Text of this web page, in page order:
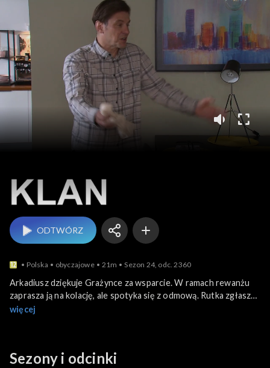
Klan
ODTWÓRZ
Polska obyczajowe 21m Sezon 24, odc. 2360
Arkadiusz dziękuje Grażynce za wsparcie. W ramach rewanżu
zaprasza ją na kolację, ale spotyka się z odmową. Rutka zgłasza
policji, że szef fundacji wymusza na nim haracz. Tymczasem
więcej
Sezony i odcinki